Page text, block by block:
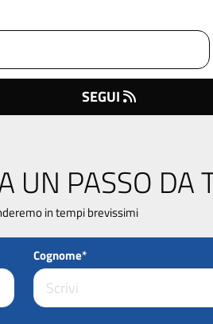
SEGUI
UN PASSO DA
in tempi brevissimi
Cognome*